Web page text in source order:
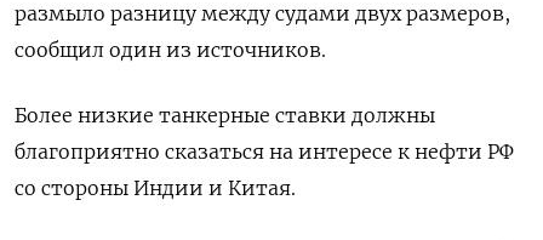
размыло разницу между судами двух размеров,
сообщил один из источников.
Более низкие танкерные ставки должны
благоприятно сказаться на интересе к нефти РФ
со стороны Индии и Китая.